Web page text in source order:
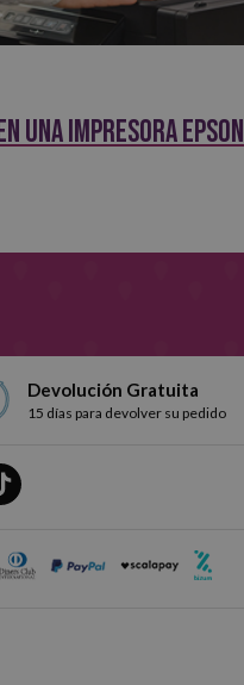
una impresora Epson
Devolución Gratuita
15 días para devolver su pedido